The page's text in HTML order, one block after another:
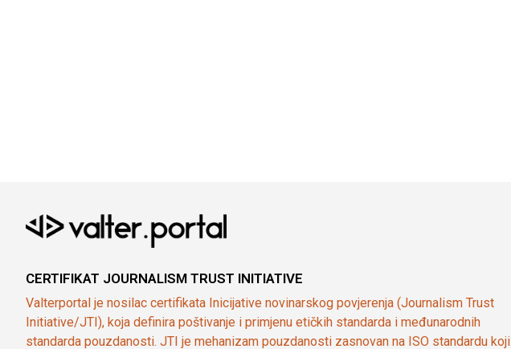
CERTIFIKAT JOURNALISM TRUST INITIATIVE
Valterportal je nosilac certifikata Inicijative novinarskog povjerenja (Journalism Trust
Initiative/JTI), koja definira poštivanje i primjenu etičkih standarda i međunarodnih
standarda pouzdanosti. JTI je mehanizam pouzdanosti zasnovan na ISO standardu koji